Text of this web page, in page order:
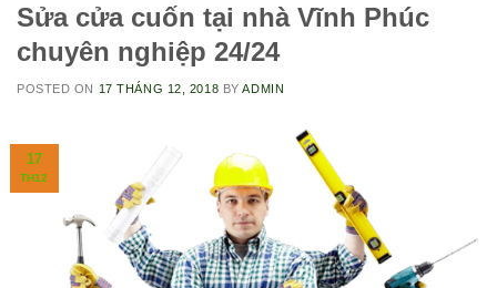
Sửa cửa cuốn tại nhà Vĩnh Phúc
chuyên nghiệp 24/24
POSTED ON 17 THÁNG 12, 2018 BYADMIN
17
TH12